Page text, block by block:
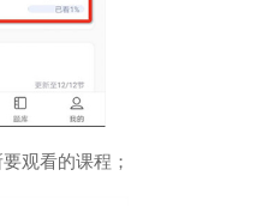
观看的课程；